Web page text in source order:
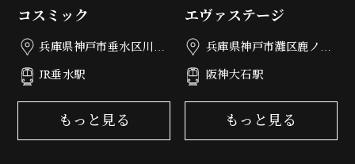
コスミック
兵庫県神戸市垂水区川原
JR垂水駅
もっと見る
エヴァステージ
兵庫県神戸市灘区鹿ノ下
阪神大石駅
もっと見る